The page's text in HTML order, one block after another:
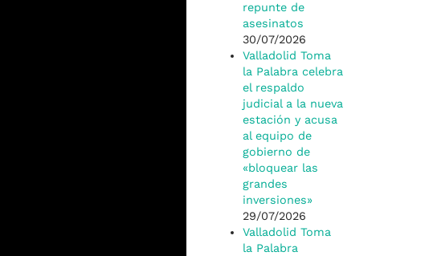
repunte de
asesinatos
30/07/2026
Valladolid Toma
la Palabra celebra
el respaldo
judicial a la nueva
estación y acusa
al equipo de
gobierno de
«bloquear las
grandes
inversiones»
29/07/2026
Valladolid Toma
la Palabra